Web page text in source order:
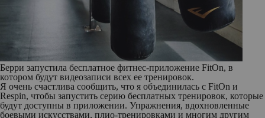
Берри запустила бесплатное фитнес-приложение FitOn, в
котором будут видеозаписи всех ее тренировок.
Я очень счастлива сообщить, что я объединилась с FitOn и
Respin, чтобы запустить серию бесплатных тренировок, которые
будут доступны в приложении. Упражнения, вдохновленные
боевыми искусствами, плио-тренировками и многим другим